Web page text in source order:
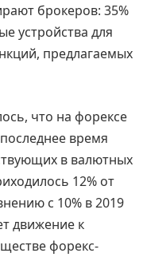
брокеров: 35%
устройства для
предлагаемых
что на форексе
время
в валютных
12% от
с 10% в 2019
движение к
форекс-